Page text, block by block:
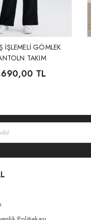
İŞLEMELİ GÖMLEK
TAKIM
TL